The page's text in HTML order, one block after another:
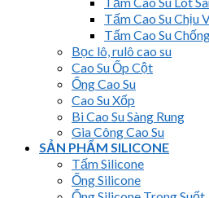
Tấm Cao Su Chịu
Tấm Cao Su
Bọc lô, rulô cao su
Cao Su Ốp Cột
Ống Cao Su
Cao Su Xốp
Bi Cao Su Sàng Rung
Gia Công Cao Su
SẢN PHẨM SILICONE
Tấm Silicone
Ống Silicone